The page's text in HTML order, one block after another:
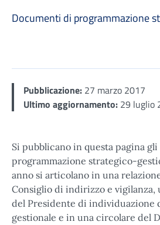
Documenti di programmazione
Pubblicazione: 27 marzo 2017
Ultimo aggiornamento: 29 luglio
Si pubblicano in questa pagina
programmazione strategico-
anno si articolano in una
Consiglio di indirizzo e vigilanza,
del Presidente di individuazione
gestionale e in una circolare del